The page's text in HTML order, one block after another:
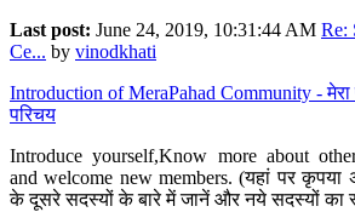
Last post: June 24, 2019, 10:31:44 AM Re:
Ce... by vinodkhati
Introduction of MeraPahad Community -
परिचय
Introduce yourself,Know more about
and welcome new members. (यहां पर कृपया
के दूसरे सदस्यों के बारे में जानें और नये सदस्यों का